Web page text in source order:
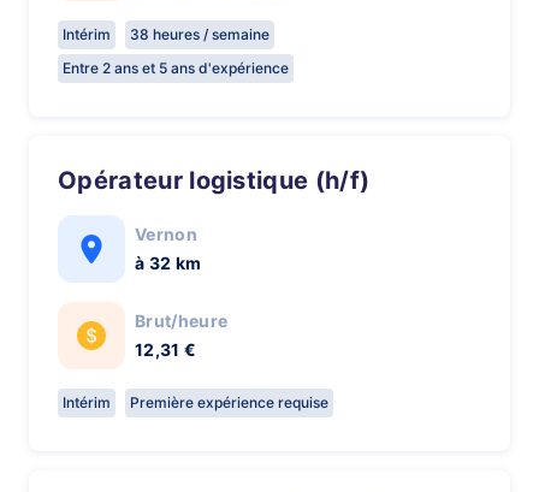
Intérim
38 heures / semaine
Entre 2 ans et 5 ans d'expérience
Opérateur logistique (h/f)
Vernon
à 32 km
Brut/heure
12,31 €
Intérim Première expérience requise